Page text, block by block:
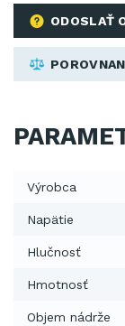
ODOSLAŤ
Výrobca
Napätie
Hlučnosť
Hmotnosť
Objem nádrže